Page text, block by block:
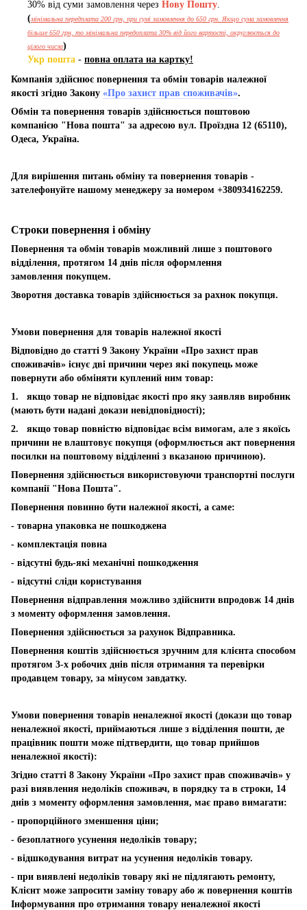
30% від суми замовлення через Нову Пошту.
(мінімальна передплата 200 грн, при сумі замовлення до 650 грн. Якщо сума замовлення
більше 650 грн, то мінімальна передоплата 30% від його вартості, округлюється до
цілого числа)
Укр пошта - повна оплата на картку!
Компанія здійснює повернення та обмін товарів належної
якості згідно Закону «Про захист прав споживачів».
Обмін та повернення товарів здійснюється поштовою
компанією "Нова пошта" за адресою вул. Проїздна 12 (65110),
Одеса, Україна.
Для вирішення питань обміну та повернення товарів -
зателефонуйте нашому менеджеру за номером +380934162259.
Строки повернення і обміну
Повернення та обмін товарів можливий лише з поштового
відділення, протягом 14 днів після оформлення
замовлення покупцем.
Зворотня доставка товарів здійснюється за рахнок покупця.
Умови повернення для товарів належної якості
Відповідно до статті 9 Закону України «Про захист прав
споживачів» існує дві причини через які покупець може
повернути або обміняти куплений ним товар:
1. якщо товар не відповідає якості про яку заявляв виробник
(мають бути надані докази невідповідності);
2. якщо товар повністю відповідає всім вимогам, але з якоїсь
причини не влаштовує покупця (оформлюється акт повернення
посилки на поштовому відділенні з вказаною причиною).
Повернення здійснюється використовуючи транспортні послуги
компанії "Нова Пошта".
Повернення повинно бути належної якості, а саме:
- товарна упаковка не пошкоджена
- комплектація повна
- відсутні будь-які механічні пошкодження
- відсутні сліди користування
Повернення відправлення можливо здійснити впродовж 14 днів
з моменту оформлення замовлення.
Повернення здійснюється за рахунок Відправника.
Повернення коштів здійснюється зручним для клієнта способом
протягом 3-х робочих днів після отримання та перевірки
продавцем товару, за мінусом завдатку.
Умови повернення товарів неналежної якості (докази що товар
неналежної якості, приймаються лише з відділення пошти, де
працівник пошти може підтвердити, що товар прийшов
неналежної якості):
Згідно статті 8 Закону України «Про захист прав споживачів» у
разі виявлення недоліків споживач, в порядку та в строки, 14
днів з моменту оформлення замовлення, має право вимагати:
- пропорційного зменшення ціни;
- безоплатного усунення недоліків товару;
- відшкодування витрат на усунення недоліків товару.
- при виявлені недоліків товару які не підлягають ремонту,
Клієнт може запросити заміну товару або ж повернення коштів
Інформування про отримання товару неналежної якості